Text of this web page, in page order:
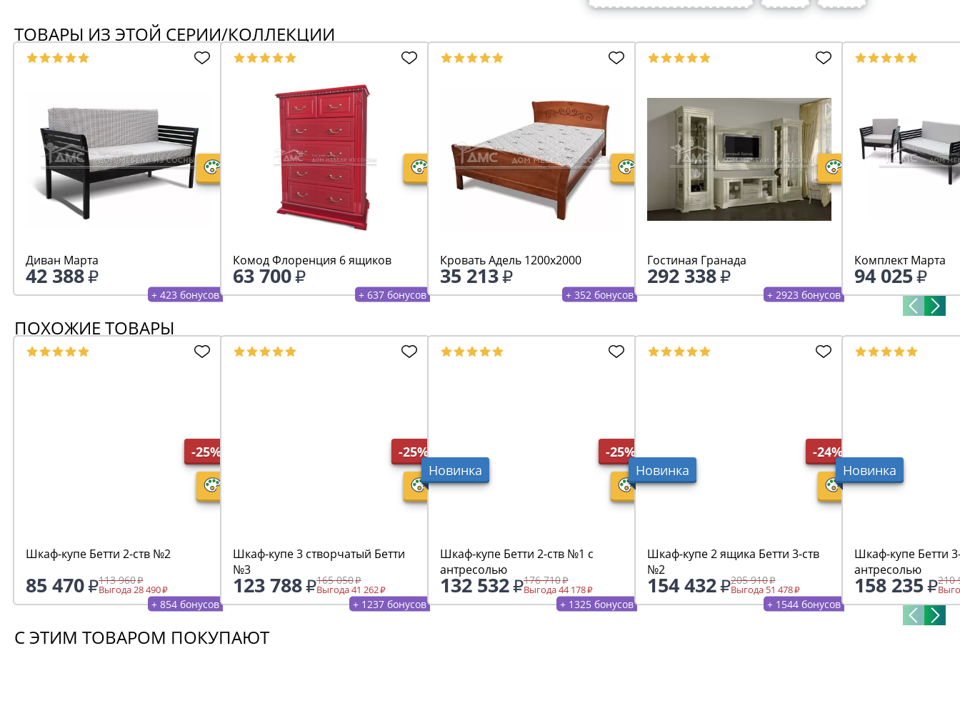
ТОВАРЫ ИЗ ЭТОЙ СЕРИИ/КОЛЛЕКЦИИ
Диван Марта
42 388
+ 423 бонусов
Комод Флоренция 6 ящиков
63 700
+ 637 бонусов
Кровать Адель 1200х2000
35 213
+ 352 бонусов
Гостиная Гранада
292 338
+ 2923 бонусов
Комплект Марта
94 025
ПОХОЖИЕ ТОВАРЫ
-25%
Шкаф-купе Бетти 2-ств №2
85 470 113 960
Выгода 28 490
+ 854 бонусов
-25%
Шкаф-купе 3 створчатый Бетти
№3
123 788 165 050
Выгода 41 262
+ 1237 бонусов
Новинка
-25%
Шкаф-купе Бетти 2-ств №1 с
антресолью
132 532 176 710
Выгода 44 178
+ 1325 бонусов
Новинка
-24%
Шкаф-купе 2 ящика Бетти 3-ств
№2
154 432 205 910
Выгода 51 478
+ 1544 бонусов
Новинка
Шкаф-купе Бетти
антресолью
158 235 210
С ЭТИМ ТОВАРОМ ПОКУПАЮТ